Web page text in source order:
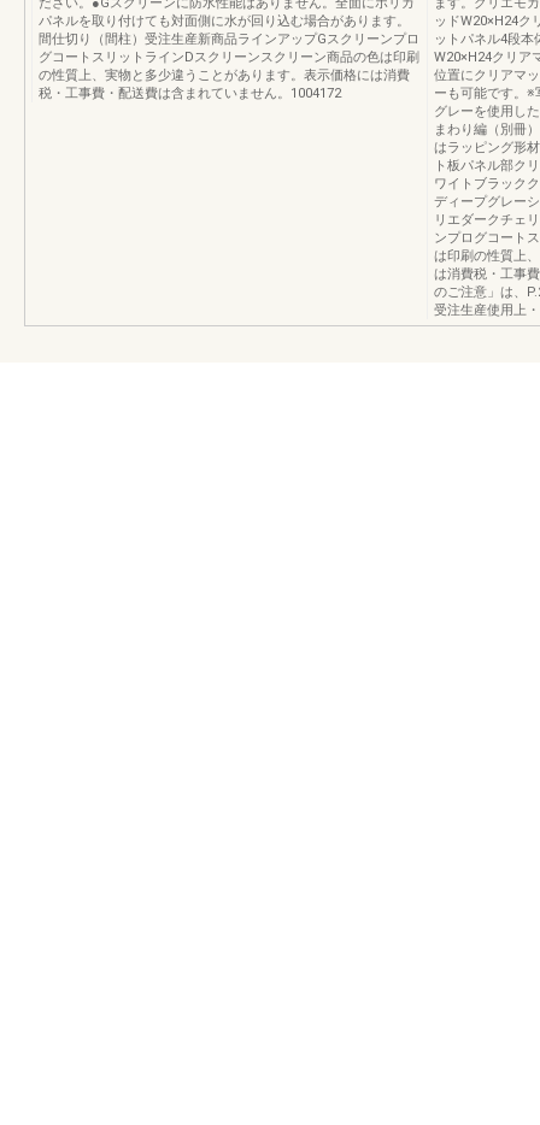
パネルを取り付けても対面側に水が回り込む場合があります。
間仕切り（間柱）受注生産新商品ラインアップGスクリーンプロ
グコートスリットラインDスクリーンスクリーン商品の色は印刷
の性質上、実物と多少違うことがあります。表示価格には消費
税・工事費・配送費は含まれていません。1004172
ッドW20×H24ク
ットパネル4段
W20×H24クリア
位置にクリアマ
ーも可能です。※
グレーを使用し
まわり編（別冊
はラッピング形
ト板パネル部ク
ワイトブラック
ディープグレー
リエダークチェ
ンプログコート
は印刷の性質上
は消費税・工事
のご注意」は、
受注生産使用上